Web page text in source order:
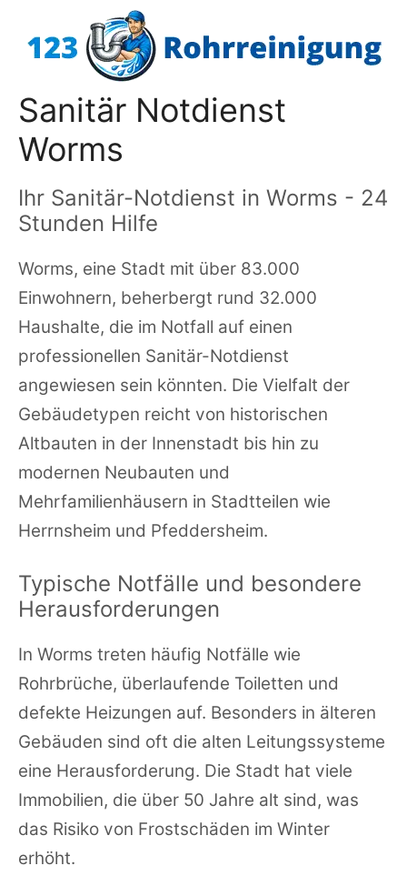
Inhalt
Sanitär Notdienst
Worms
Ihr Sanitär-Notdienst in Worms - 24
Stunden Hilfe
Worms, eine Stadt mit über 83.000
Einwohnern, beherbergt rund 32.000
Haushalte, die im Notfall auf einen
professionellen Sanitär-Notdienst
angewiesen sein könnten. Die Vielfalt der
Gebäudetypen reicht von historischen
Altbauten in der Innenstadt bis hin zu
modernen Neubauten und
Mehrfamilienhäusern in Stadtteilen wie
Herrnsheim und Pfeddersheim.
Typische Notfälle und besondere
Herausforderungen
In Worms treten häufig Notfälle wie
Rohrbrüche, überlaufende Toiletten und
defekte Heizungen auf. Besonders in älteren
Gebäuden sind oft die alten Leitungssysteme
eine Herausforderung. Die Stadt hat viele
Immobilien, die über 50 Jahre alt sind, was
das Risiko von Frostschäden im Winter
erhöht.